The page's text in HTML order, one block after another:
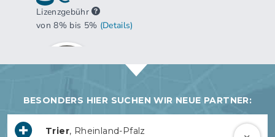
BESONDERS HIER SUCHEN WIR NEUE PARTNER:
Trier, Rheinland-Pfalz